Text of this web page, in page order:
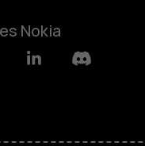
Nokia
LinkedinDiscord